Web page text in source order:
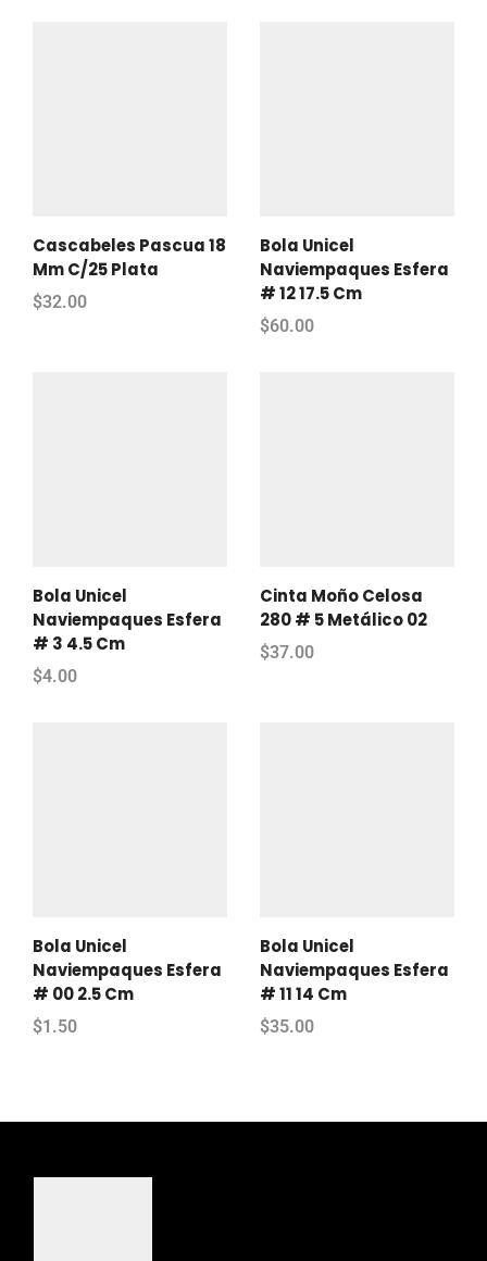
Cascabeles Pascua 18
Mm C/25 Plata
$32.00
Bola Unicel
Naviempaques Esfera
# 12 17.5 Cm
$60.00
Bola Unicel
Naviempaques Esfera
# 3 4.5 Cm
$4.00
Cinta Moño Celosa
280 # 5 Metálico 02
$37.00
Bola Unicel
Naviempaques Esfera
# 00 2.5 Cm
$1.50
Bola Unicel
Naviempaques Esfera
# 11 14 Cm
$35.00